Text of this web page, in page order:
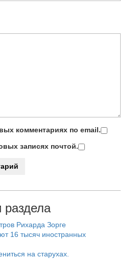
комментариях по email.
записях почтой.
раздела
Рихарда Зорге
16 тысяч иностранных
на старухах.